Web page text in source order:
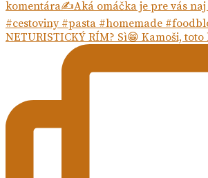
NETURISTICKÝ RÍM? Sì😁 Kamoši,